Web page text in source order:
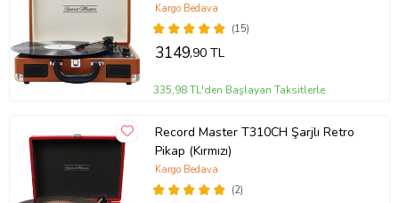
(15)
Kargo Bedava
3149,90 TL
335,98 TL'den Başlayan Taksitlerle
Record Master T310CH Şarjlı Retro
Pikap (Kırmızı)
(2)
Kargo Bedava